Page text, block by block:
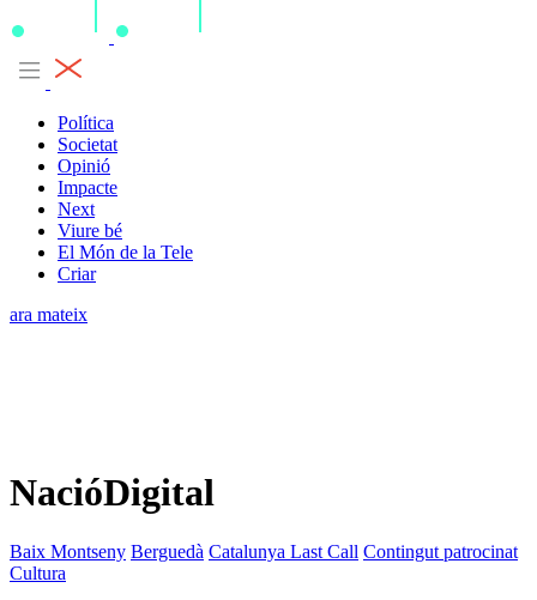
Política
Societat
Opinió
Impacte
Next
Viure bé
El Món de la Tele
Criar
ara mateix
NacióDigital
Baix Montseny Berguedà Catalunya Last Call Contingut patrocinat
Cultura